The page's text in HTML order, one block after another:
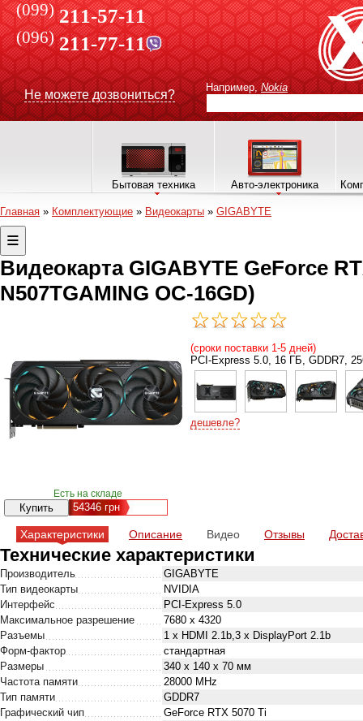
(099) 211-57-11
(096)211-77-11
Не можете дозвониться?
Например, Nokia
Бытовая техника Авто-электроника
Главная » Комплектующие » Видеокарты » GIGABYTE
Видеокарта GIGABYTE GeForce
N507TGAMING OC-16GD)
Есть на складе
54346грн
(сроки поставки 1-5 дней)
PCI-Express 5.0, 16 ГБ, GDDR7,
дешевле?
Характеристики Описание Видео Отзывы
Технические характеристики
Производитель
GIGABYTE
Тип видеокарты
NVIDIA
Интерфейс
PCI-Express 5.0
Максимальное разрешение
7680 x 4320
Разъемы
1 x HDMI 2.1b,3 x DisplayPort 2.1b
Форм-фактор
стандартная
Размеры
340 x 140 x 70 мм
Частота памяти
28000 MHz
Тип памяти
GDDR7
Графический чип
GeForce RTX 5070 Ti